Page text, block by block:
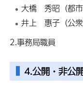
大橋 秀昭（都市
井上 惠子（公衆
2.事務局職員
4.公開・非公